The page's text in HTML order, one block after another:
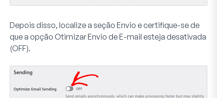
Depois disso, localize a seção Envio e certifique-se de
que a opção Otimizar Envio de E-mail esteja desativada
(OFF).